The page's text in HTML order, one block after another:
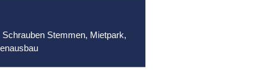
Schrauben Stemmen, Mietpark,